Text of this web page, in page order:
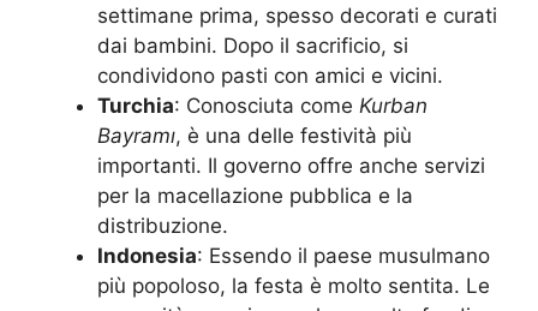
settimane prima, spesso decorati e curati
dai bambini. Dopo il sacrificio, si
condividono pasti con amici e vicini.
Turchia: Conosciuta come Kurban
Bayramı, è una delle festività più
importanti. Il governo offre anche servizi
per la macellazione pubblica e la
distribuzione.
Indonesia: Essendo il paese musulmano
più popoloso, la festa è molto sentita. Le